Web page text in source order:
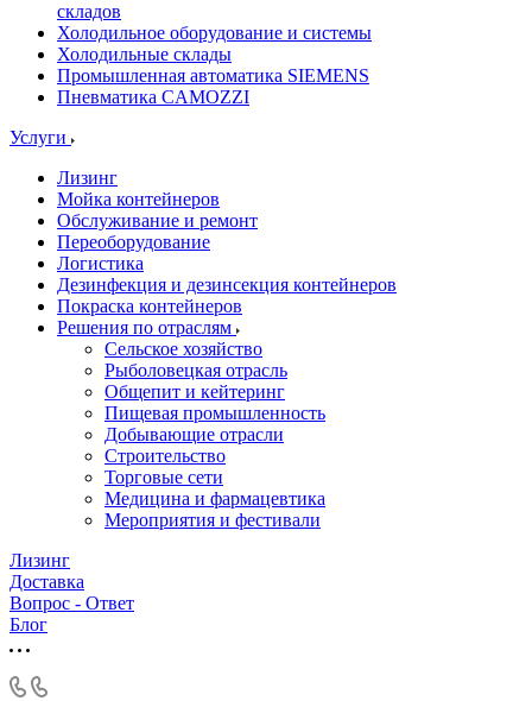
складов
Холодильное оборудование и системы
Холодильные склады
Промышленная автоматика SIEMENS
Пневматика CAMOZZI
Услуги
Лизинг
Мойка контейнеров
Обслуживание и ремонт
Переоборудование
Логистика
Дезинфекция и дезинсекция контейнеров
Покраска контейнеров
Решения по отраслям
Сельское хозяйство
Рыболовецкая отрасль
Общепит и кейтеринг
Пищевая промышленность
Добывающие отрасли
Строительство
Торговые сети
Медицина и фармацевтика
Мероприятия и фестивали
Лизинг
Доставка
Вопрос - Ответ
Блог